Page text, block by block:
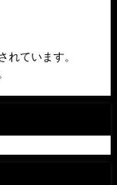
れています。